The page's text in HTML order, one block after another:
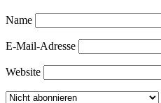
Name
E-Mail-Adresse
Website